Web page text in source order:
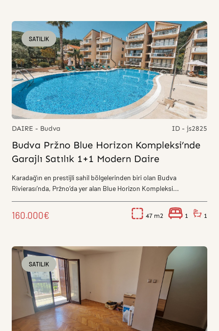
SATILIK
DAIRE - Budva ID - js2825
Budva Pržno Blue Horizon Kompleksi’nde
Garajlı Satılık 1+1 Modern Daire
Karadağ’ın en prestijli sahil bölgelerinden biri olan Budva
Rivierası’nda, Pržno’da yer alan Blue Horizon Kompleksi...
160.000€ 47 1 1
SATILIK